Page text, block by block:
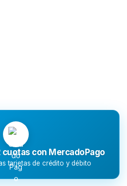
cuotas con MercadoPago
tarjetas de crédito y débito